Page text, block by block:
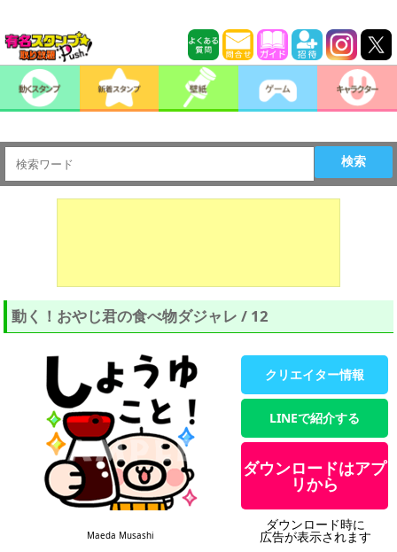
検索
動く！おやじ君の食べ物ダジャレ / 12
Maeda Musashi
クリエイター情報
LINEで紹介する
ダウンロードはアプ
リから
ダウンロード時に
広告が表示されます